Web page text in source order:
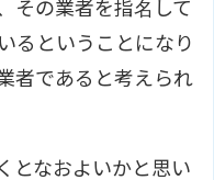
その業者を指名して
るということになり
者であると考えられ
となおよいかと思い